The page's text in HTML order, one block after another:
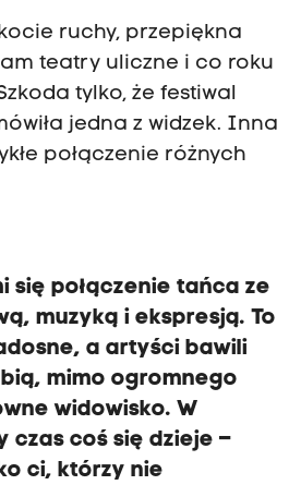
ruchy, przepiękna
teatry uliczne i co roku
tylko, że festiwal
jedna z widzek. Inna
połączenie różnych
się połączenie tańca ze
muzyką i ekspresją. To
a artyści bawili
mimo ogromnego
widowisko. W
czas coś się dzieje –
ci, którzy nie